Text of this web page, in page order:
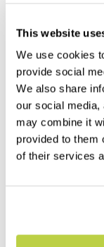
This website
We use cookies
provide social
We also share
our social media,
may combine it
provided to them
of their services
Summer Sale 30%
AMBRIZZOLA
139,00 CHF
Atmungsaktivität,